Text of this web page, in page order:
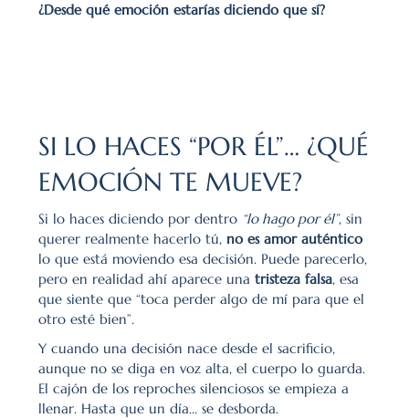
¿Desde qué emoción estarías diciendo que sí?
SI LO HACES “POR ÉL”… ¿QUÉ
EMOCIÓN TE MUEVE?
Si lo haces diciendo por dentro “lo hago por él”, sin
querer realmente hacerlo tú, no es amor auténtico
lo que está moviendo esa decisión. Puede parecerlo,
pero en realidad ahí aparece una tristeza falsa, esa
que siente que “toca perder algo de mí para que el
otro esté bien”.
Y cuando una decisión nace desde el sacrificio,
aunque no se diga en voz alta, el cuerpo lo guarda.
El cajón de los reproches silenciosos se empieza a
llenar. Hasta que un día… se desborda.